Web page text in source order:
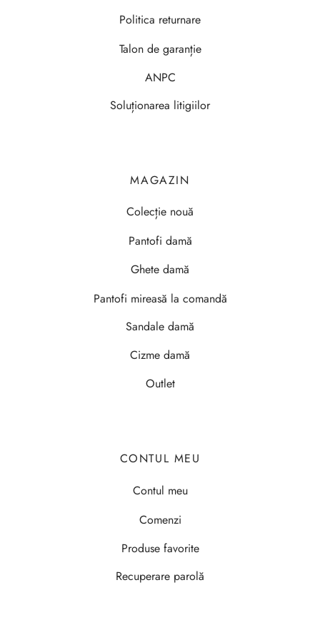
Politica returnare
Talon de garanție
ANPC
Soluționarea litigiilor
MAGAZIN
Colecție nouă
Pantofi damă
Ghete damă
Pantofi mireasă la comandă
Sandale damă
Cizme damă
Outlet
CONTUL MEU
Contul meu
Comenzi
Produse favorite
Recuperare parolă